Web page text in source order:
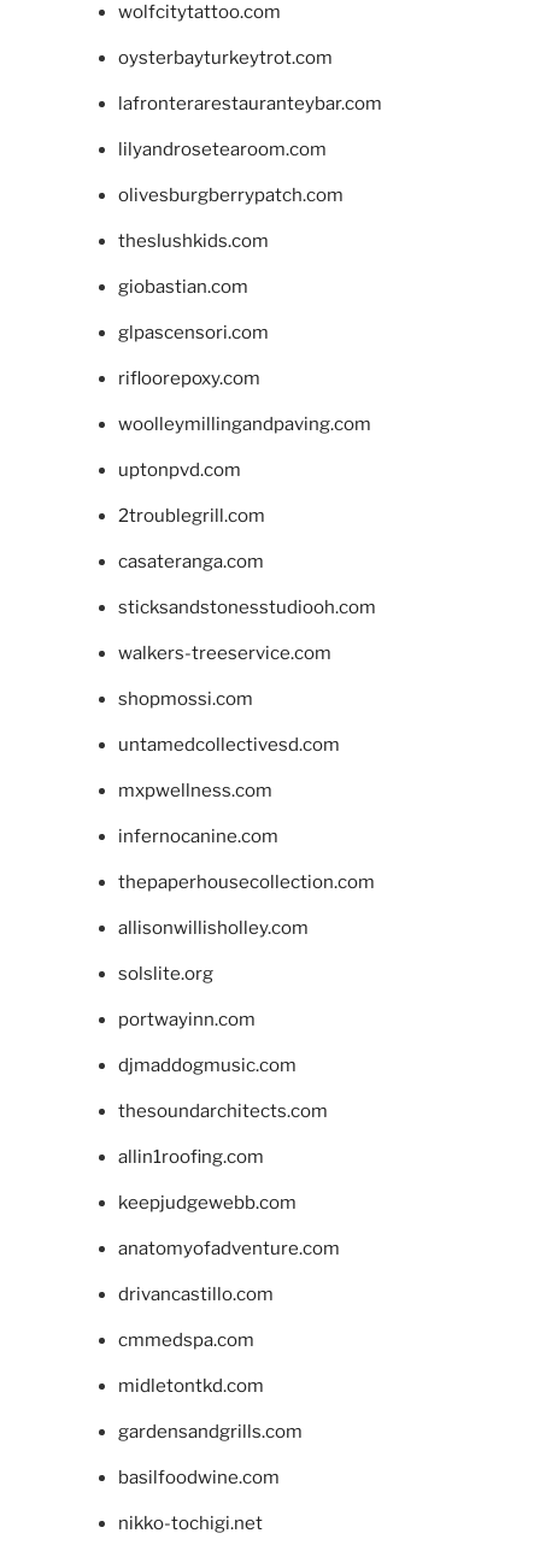
wolfcitytattoo.com
oysterbayturkeytrot.com
lafronterarestauranteybar.com
lilyandrosetearoom.com
olivesburgberrypatch.com
theslushkids.com
giobastian.com
glpascensori.com
rifloorepoxy.com
woolleymillingandpaving.com
uptonpvd.com
2troublegrill.com
casateranga.com
sticksandstonesstudiooh.com
walkers-treeservice.com
shopmossi.com
untamedcollectivesd.com
mxpwellness.com
infernocanine.com
thepaperhousecollection.com
allisonwillisholley.com
solslite.org
portwayinn.com
djmaddogmusic.com
thesoundarchitects.com
allin1roofing.com
keepjudgewebb.com
anatomyofadventure.com
drivancastillo.com
cmmedspa.com
midletontkd.com
gardensandgrills.com
basilfoodwine.com
nikko-tochigi.net